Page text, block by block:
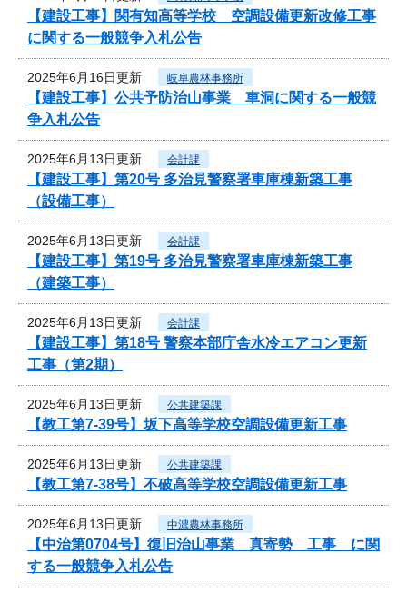
【建設工事】関有知高等学校 空調設備更新改修工事
に関する一般競争入札公告
2025年6月16日更新 岐阜農林事務所
【建設工事】公共予防治山事業 車洞に関する一般競
争入札公告
2025年6月13日更新 会計課
【建設工事】第20号 多治見警察署車庫棟新築工事
（設備工事）
2025年6月13日更新 会計課
【建設工事】第19号 多治見警察署車庫棟新築工事
（建築工事）
2025年6月13日更新 会計課
【建設工事】第18号 警察本部庁舎水冷エアコン更新
工事（第2期）
2025年6月13日更新 公共建築課
【教工第7-39号】坂下高等学校空調設備更新工事
2025年6月13日更新 公共建築課
【教工第7-38号】不破高等学校空調設備更新工事
2025年6月13日更新 中濃農林事務所
【中治第0704号】復旧治山事業 真寄勢 工事 に関
する一般競争入札公告